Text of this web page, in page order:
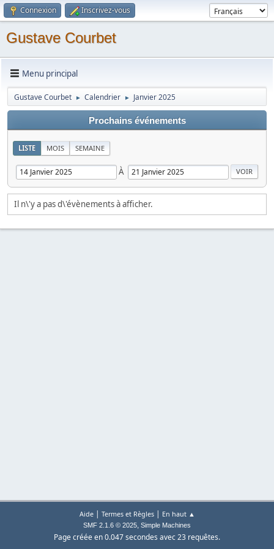
Connexion Inscrivez-vous
Gustave Courbet
Menu principal
Gustave Courbet ► Calendrier ► Janvier 2025
Prochains événements
LISTE MOIS SEMAINE
À
Il n\'y a pas d\'évènements à afficher.
Aide| Termes et Règles| En haut ▲
SMF 2.1.6 © 2025, Simple Machines
Page créée en 0.047 secondes avec 23 requêtes.